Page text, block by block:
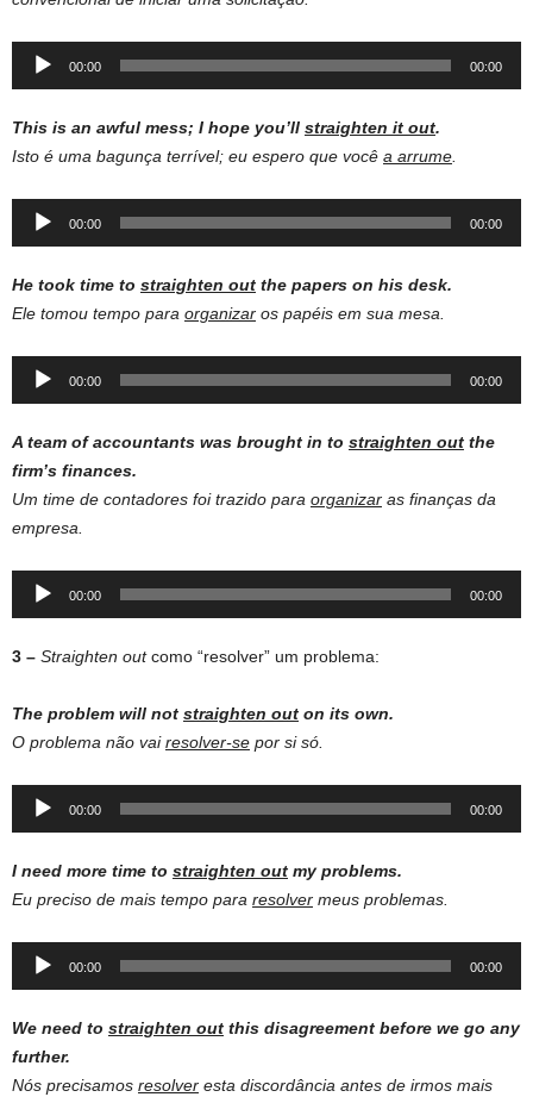
Audio
00:00 00:00
This is an awful mess; I hope you’ll straighten it out.
Isto é uma bagunça terrível; eu espero que você a arrume
Audio
00:00 00:00
He took time to straighten out the papers on his desk.
Ele tomou tempo para organizar os papéis em sua mesa.
Audio
00:00 00:00
A team of accountants was brought in to straighten out the
firm’s finances.
Um time de contadores foi trazido para organizar as finanças da
empresa.
Audio
00:00 00:00
3 – Straighten outcomo “resolver” um problema:
The problem will not straighten out on its own.
O problema não vairesolver-se por si só.
Audio
00:00 00:00
I need more time to straighten out my problems.
Eu preciso de mais tempo para resolver meus problemas.
Audio
00:00 00:00
We need to straighten out this disagreement before we go any
further.
Nós precisamos resolver esta discordância antes de irmos mais